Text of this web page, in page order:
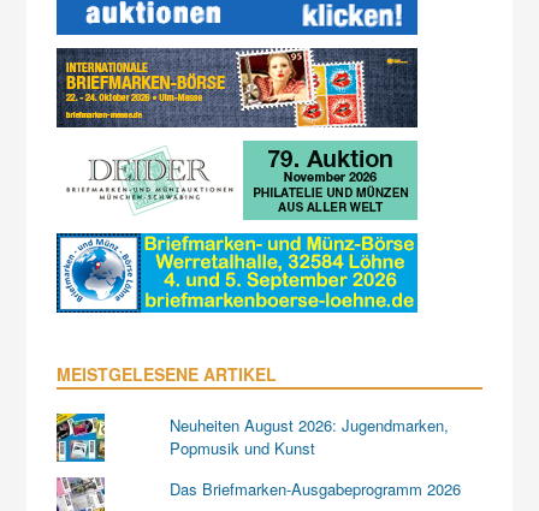
MEISTGELESENE ARTIKEL
Neuheiten August 2026: Jugendmarken,
Popmusik und Kunst
Das Briefmarken-Ausgabeprogramm 2026